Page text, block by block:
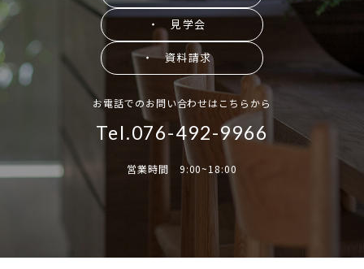
・ 見学会
・ 資料請求
お電話でのお問い合わせはこちらから
Tel.076-492-9966
営業時間 9:00~18:00